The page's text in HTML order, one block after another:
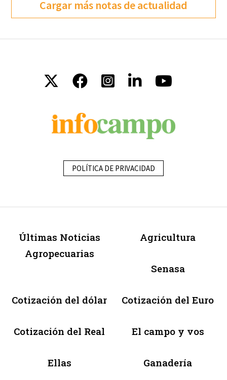
Cargar más notas de actualidad
POLÍTICA DE PRIVACIDAD
Últimas Noticias
Agropecuarias
Agricultura
Senasa
Cotización del dólar Cotización del Euro
Cotización del Real El campo y vos
Ellas Ganadería